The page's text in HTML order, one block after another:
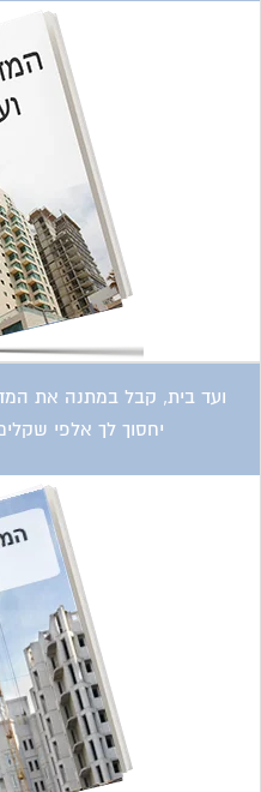
ועד בית, קבל במתנה את
יחסוך לך אלפי שקלים